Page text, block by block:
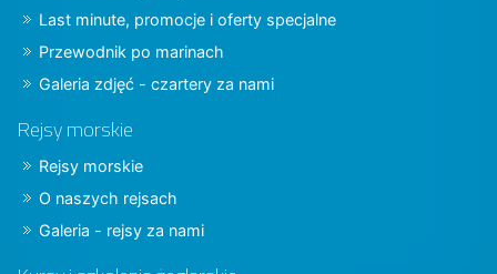
Last minute, promocje i oferty specjalne
Przewodnik po marinach
Galeria zdjęć - czartery za nami
Rejsy morskie
Rejsy morskie
O naszych rejsach
Galeria - rejsy za nami